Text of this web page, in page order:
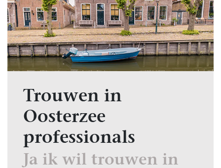
Trouwen in
Oosterzee
professionals
Ja ik wil trouwen in